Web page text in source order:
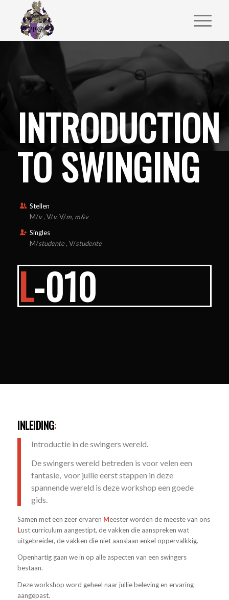
INTRODUCTION
TO SWINGING
Stellen
M/v , V/v, V/m, m&v
Singles
M/studente , V/studente
L-010
INLEIDING:
Introductie in de swingers wereld.
De swingers wereld betreden is voor velen een
fantasie, voor jullie eerst stappen in deze
spannende wereld is deze workshop een goede
gids.
Samen met een zeer ervaren Meester worden de meeste van ons
Lust curriculum aangestipt, de vakken die aanspreken wat
uitgebreider, de vakken die niet aanslaan enkel oppervalkkig.
Openhartig gaan we in op alle aspecten van een swingers
bestaan.
Deze workshop word geheel naar jullie beleving en ervaring
aangepast.